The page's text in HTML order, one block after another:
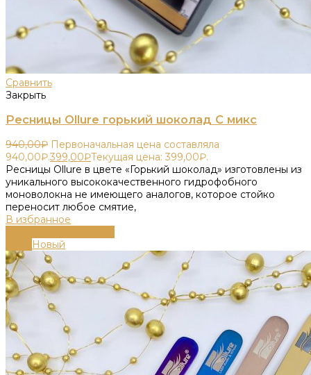
Сравнить
Закрыть
Ресницы Ollure горький шоколад C микс
940,00₽ Первоначальная цена составляла
940,00₽.399,00₽Текущая цена: 399,00₽.
Ресницы Ollure в цвете «Горький шоколад» изготовлены из
уникального высококачественного гидрофобного
моноволокна не имеющего аналогов, которое стойко
переносит любое смятие,
В избранное
Новый